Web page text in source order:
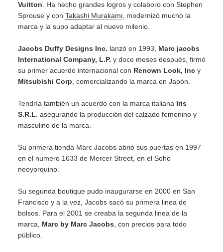
Vuitton . Ha hecho grandes logros y colaboro con Stephen
Sprouse y con Takashi Murakami , modernizó mucho la
marca y la supo adaptar al nuevo milenio.
Jacobs Duffy Designs Inc. lanzó en 1993, Marc jacobs
International Company, L.P. y doce meses después, firmó
su primer acuerdo internacional con Renown Look, Inc y
Mitsubishi Corp , comercializando la marca en Japón.
Tendría también un acuerdo con la marca italiana Iris
S.R.L . asegurando la producción del calzado femenino y
masculino de la marca.
Su primera tienda Marc Jacobs abrió sus puertas en 1997
en el numero 1633 de Mercer Street, en el Soho
neoyorquino.
Su segunda boutique pudo inaugurarse en 2000 en San
Francisco y a la vez, Jacobs sacó su primera linea de
bolsos. Para el 2001 se creaba la segunda linea de la
marca, Marc by Marc Jacobs , con precios para todo
público.